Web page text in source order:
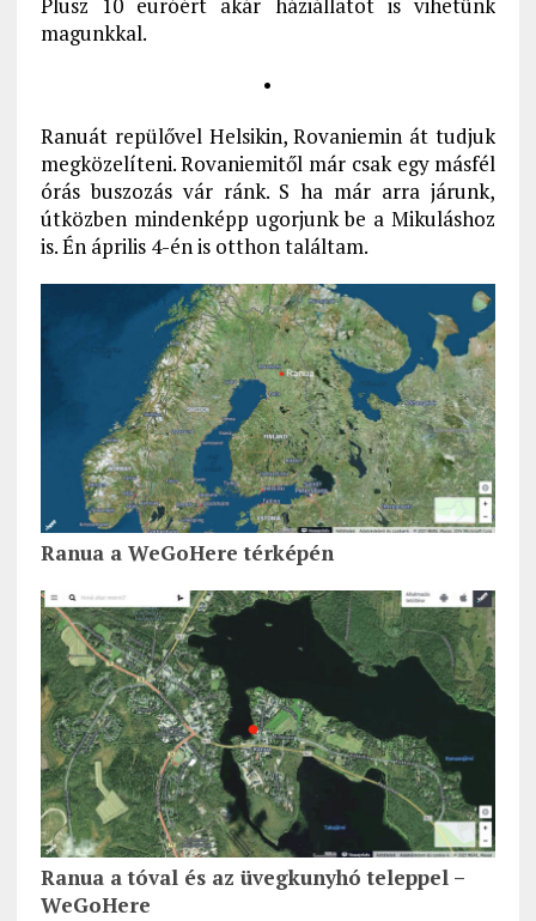
Plusz 10 euróért akár háziállatot is vihetünk
magunkkal.
•
Ranuát repülővel Helsikin, Rovaniemin át tudjuk
megközelíteni. Rovaniemitől már csak egy másfél
órás buszozás vár ránk. S ha már arra járunk,
útközben mindenképp ugorjunk be a Mikuláshoz
is. Én április 4-én is otthon találtam.
Ranua a WeGoHere térképén
Ranua a tóval és az üvegkunyhó teleppel –
WeGoHere